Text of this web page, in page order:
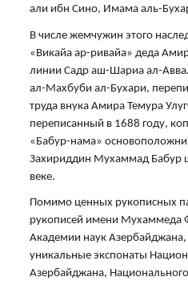
али ибн Сино, Имама аль-
В числе жемчужин этого
«Викайа ар-ривайа» деда
линии Садр аш-Шариа ал-
ал-Махбуби ал-Бухари,
труда внука Амира Темура
переписанный в 1688 году,
«Бабур-нама»
Захириддин Мухаммад Бабур
веке.
Помимо ценных рукописных
рукописей имени Мухаммеда
Академии наук Азербайджана,
уникальные экспонаты
Азербайджана, Национального